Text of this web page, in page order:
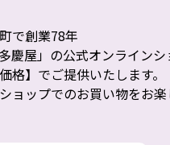
で創業78年
慶屋」の公式オンラインシ
格】でご提供いたします。
ョップでのお買い物をお楽